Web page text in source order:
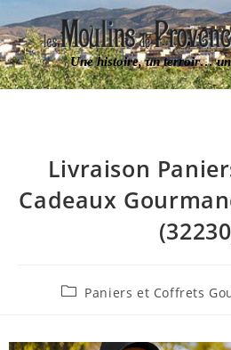
Une histoire, un terroir… un
Livraison
Cadeaux
Paniers et Coffrets